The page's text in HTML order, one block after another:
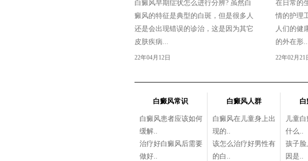
白癜风早期症状怎么进行分辨? 虽然白
癜风的特征是典型的白斑，但是很多人
还是会出现错误的诊治，这是因为其它
皮肤疾病...
22年04月12日
在日常的
情的护理
人们的健
的外在形
22年02月21
白癜风常识
白癜风患者应该如何
缓解..
治疗好白癜风后需要
做好..
白癜风人群
白癜风在儿童身上出
现的..
该怎么治疗好男性有
的白..
儿童
什么..
孩子
因是..